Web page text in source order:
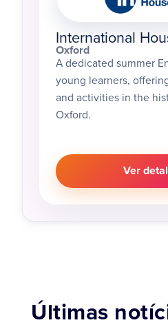
International
Oxford
A dedicated summer
young learners,
and activities in the
Oxford.
Ver
Últimas